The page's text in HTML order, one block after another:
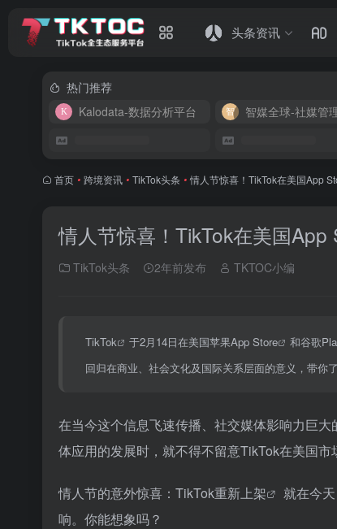
头条资讯
热门推荐
Kalodata-数据分析平台
智媒全球-社媒管
首页 • 跨境资讯 • TikTok头条 • 情人节惊喜！TikTok在美国App
情人节惊喜！TikTok在美国
TikTok头条 2年前发布 TKTOC小编
TikTok 于2月14日在美国苹果App Store 和谷歌
回归在商业、社会文化及国际关系层面的意义，带你了
在当今这个信息飞速传播、社交媒体影响力巨
体应用的发展时，就不得不留意TikTok在美国
情人节的意外惊喜： TikTok重新上架
就在今
响。你能想象吗？